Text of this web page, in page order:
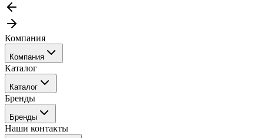
Компания
Компания
События
Покупателю
Каталог
Каталог
Профессиональные средства для окрашивания волос
Сервисные средства
Уход
Бренды
Бренды
Наши контакты